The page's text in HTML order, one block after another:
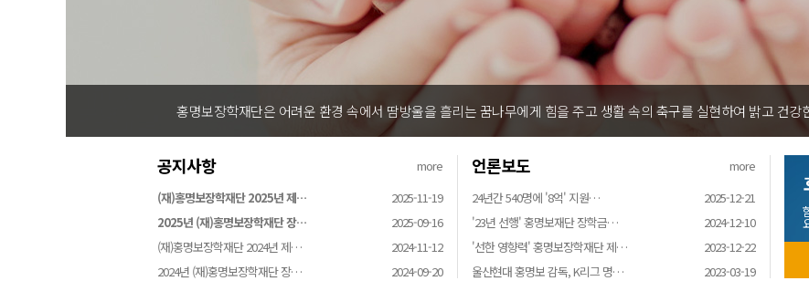
홍명보장학재단은 어려운 환경 속에서 땀방울을 흘리는 꿈나무에게 힘을 주고 생활 속의 축구를 실현하여 밝고 건
공지사항
more
(재)홍명보장학재단 2025년 제…
2025-11-19
2025년 (재)홍명보장학재단 장…
2025-09-16
(재)홍명보장학재단 2024년 제…
2024-11-12
2024년 (재)홍명보장학재단 장…
2024-09-20
언론보도
more
24년간 540명에 '8억' 지원…
2025-12-21
'23년 선행' 홍명보재단 장학금…
2024-12-10
'선한 영향력' 홍명보장학재단 제…
2023-12-22
울산현대 홍명보 감독, K리그 명…
2023-03-19